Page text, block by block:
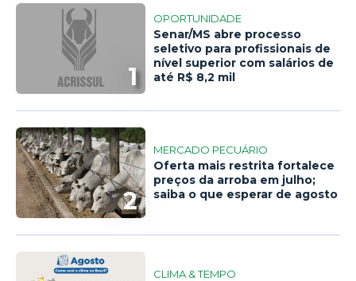
1
OPORTUNIDADE
Senar/MS abre processo
seletivo para profissionais de
nível superior com salários de
até R$ 8,2 mil
2
MERCADO PECUÁRIO
Oferta mais restrita fortalece
preços da arroba em julho;
saiba o que esperar de agosto
CLIMA & TEMPO